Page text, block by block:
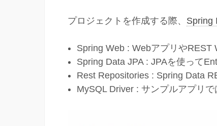
プロジェクトを作成する際、 Spring
Spring Web : WebアプリやREST
Spring Data JPA : JPAを使って
Rest Repositories : Spring Data
MySQL Driver : サンプルアプリ